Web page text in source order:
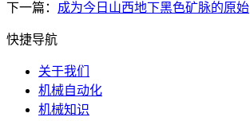
下一篇： 成为今日山西地下黑色矿脉的原始
快捷导航
关于我们
机械自动化
机械知识